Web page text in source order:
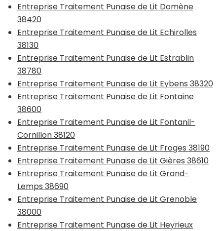
Entreprise Traitement Punaise de Lit Domène
38420
Entreprise Traitement Punaise de Lit Echirolles
38130
Entreprise Traitement Punaise de Lit Estrablin
38780
Entreprise Traitement Punaise de Lit Eybens 38320
Entreprise Traitement Punaise de Lit Fontaine
38600
Entreprise Traitement Punaise de Lit Fontanil-
Cornillon 38120
Entreprise Traitement Punaise de Lit Froges 38190
Entreprise Traitement Punaise de Lit Gières 38610
Entreprise Traitement Punaise de Lit Grand-
Lemps 38690
Entreprise Traitement Punaise de Lit Grenoble
38000
Entreprise Traitement Punaise de Lit Heyrieux